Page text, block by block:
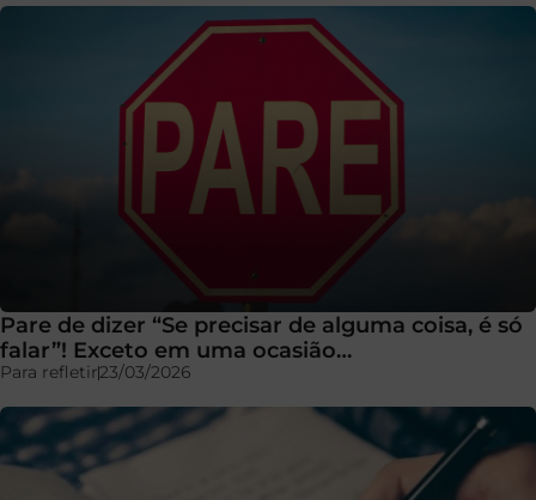
Pare de dizer “Se precisar de alguma coisa, é só
falar”! Exceto em uma ocasião…
Para refletir23/03/2026